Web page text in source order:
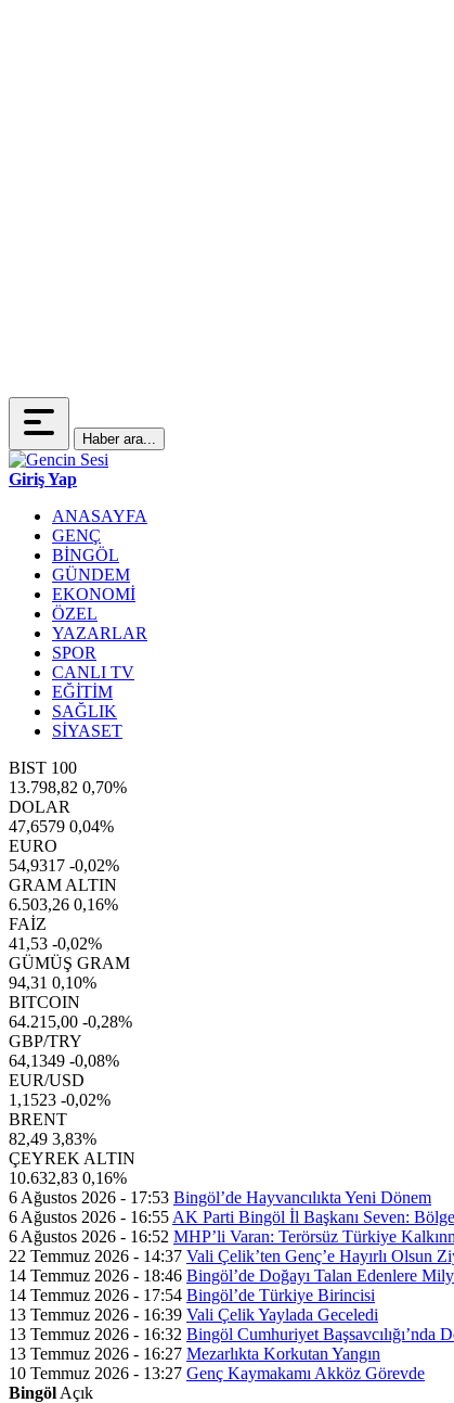
Haber ara...
Giriş Yap
ANASAYFA
GENÇ
BİNGÖL
GÜNDEM
EKONOMİ
ÖZEL
YAZARLAR
SPOR
CANLI TV
EĞİTİM
SAĞLIK
SİYASET
BIST 100
13.798,82 0,70%
DOLAR
47,6579 0,04%
EURO
54,9317 -0,02%
GRAM ALTIN
6.503,26 0,16%
FAİZ
41,53 -0,02%
GÜMÜŞ GRAM
94,31 0,10%
BITCOIN
64.215,00 -0,28%
GBP/TRY
64,1349 -0,08%
EUR/USD
1,1523 -0,02%
BRENT
82,49 3,83%
ÇEYREK ALTIN
10.632,83 0,16%
6 Ağustos 2026 - 17:53 Bingöl’de Hayvancılıkta Yeni Dönem
6 Ağustos 2026 - 16:55 AK Parti Bingöl İl Başkanı Seven:
6 Ağustos 2026 - 16:52 MHP’li Varan: Terörsüz Türkiye
22 Temmuz 2026 - 14:37 Vali Çelik’ten Genç’e Hayırlı Olsun
14 Temmuz 2026 - 18:46 Bingöl’de Doğayı Talan Edenlere
14 Temmuz 2026 - 17:54 Bingöl’de Türkiye Birincisi
13 Temmuz 2026 - 16:39 Vali Çelik Yaylada Geceledi
13 Temmuz 2026 - 16:32 Bingöl Cumhuriyet Başsavcılığı’nda
13 Temmuz 2026 - 16:27 Mezarlıkta Korkutan Yangın
10 Temmuz 2026 - 13:27 Genç Kaymakamı Akköz Görevde
Bingöl Açık